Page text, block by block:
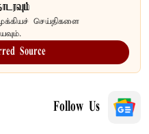
செய்திகளை
Source
Follow Us